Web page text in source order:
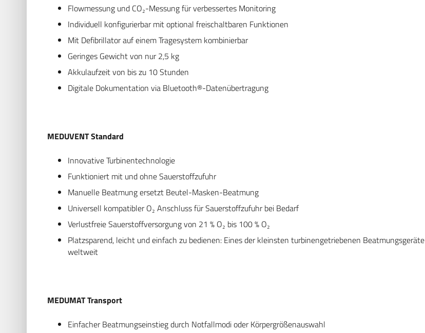
Flowmessung und CO₂-Messung für verbessertes Monitoring
Individuell konfigurierbar mit optional freischaltbaren Funktionen
Mit Defibrillator auf einem Tragesystem kombinierbar
Geringes Gewicht von nur 2,5 kg
Akkulaufzeit von bis zu 10 Stunden
Digitale Dokumentation via Bluetooth®-Datenübertragung
MEDUVENT Standard
Innovative Turbinentechnologie
Funktioniert mit und ohne Sauerstoffzufuhr
Manuelle Beatmung ersetzt Beutel-Masken-Beatmung
Universell kompatibler O₂ Anschluss für Sauerstoffzufuhr bei Bedarf
Verlustfreie Sauerstoffversorgung von 21 % O₂ bis 100 % O₂
Platzsparend, leicht und einfach zu bedienen: Eines der kleinsten turbinengetriebenen Beatmungsgeräte
weltweit
MEDUMAT Transport
Einfacher Beatmungseinstieg durch Notfallmodi oder Körpergrößenauswahl